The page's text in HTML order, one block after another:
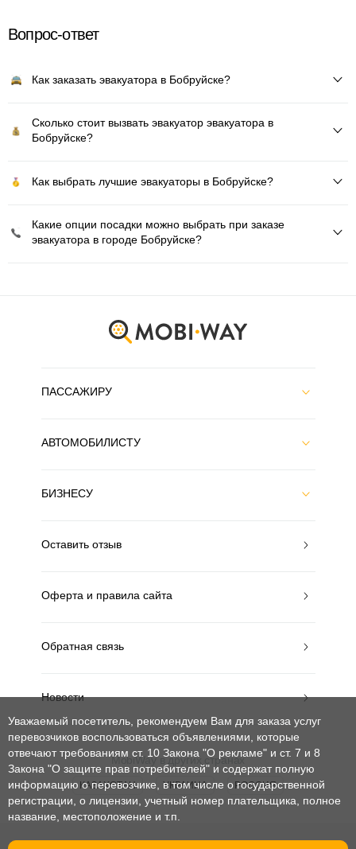
Вопрос-ответ
Как заказать эвакуатора в Бобруйске?
Сколько стоит вызвать эвакуатор эвакуатора в
Бобруйске?
Как выбрать лучшие эвакуаторы в Бобруйске?
Какие опции посадки можно выбрать при заказе
эвакуатора в городе Бобруйске?
ПАССАЖИРУ
АВТОМОБИЛИСТУ
БИЗНЕСУ
Оставить отзыв
Оферта и правила сайта
Обратная связь
Новости
MobiWay в других странах
КАЗАХСТАН УКРАИНА РОССИЯ
Уважаемый посетитель, рекомендуем Вам для заказа услуг
перевозчиков воспользоваться объявлениями, которые
отвечают требованиям ст. 10 Закона "О рекламе" и ст. 7 и 8
Закона "О защите прав потребителей" и содержат полную
информацию о перевозчике, в том числе о государственной
регистрации, о лицензии, учетный номер плательщика, полное
название, местоположение и т.п.